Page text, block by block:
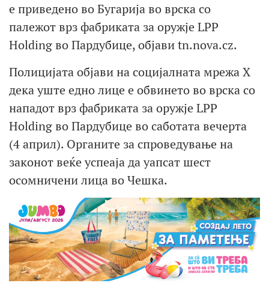
е приведено во Бугарија во врска со
палежот врз фабриката за оружје LPP ​​
Holding во Пардубице, објави tn.nova.cz.
Полицијата објави на социјалната мрежа X
дека уште едно лице е обвинето во врска со
нападот врз фабриката за оружје LPP ​​
Holding во Пардубице во саботата вечерта
(4 април). Органите за спроведување на
законот веќе успеаја да уапсат шест
осомничени лица во Чешка.